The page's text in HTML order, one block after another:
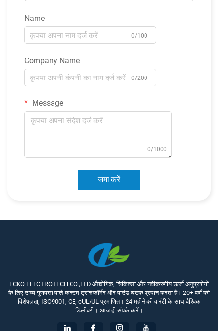
Name
0/100
Company Name
0/200
Message
0/1000
जमा करें
ECKO ELECTROTECH CO.,LTD औद्योगिक, चिकित्सा और नवीकरणीय ऊर्जा अनुप्रयोगों
के लिए उच्च-गुणवत्ता वाले कस्टम ट्रांसफॉर्मर और वाउंड घटक प्रदान करता है। 20+ वर्षों की
विशेषज्ञता, ISO9001, CE, cUL/UL प्रमाणित। 24 महीने की वारंटी के साथ वैश्विक
डिलीवरी। आज ही संपर्क करें।